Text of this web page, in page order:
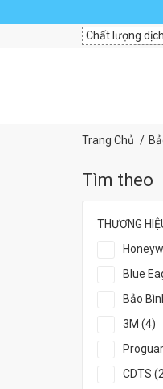
Chất lượng
Trang Chủ
Tìm theo
THƯƠNG
Blue
Bảo
3M (4)
CDTS